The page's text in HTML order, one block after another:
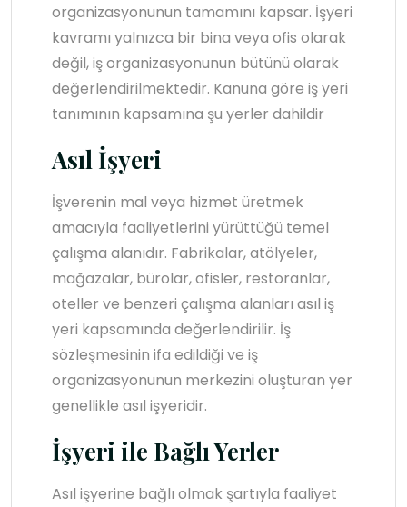
organizasyonunun tamamını kapsar. İşyeri
kavramı yalnızca bir bina veya ofis olarak
değil, iş organizasyonunun bütünü olarak
değerlendirilmektedir. Kanuna göre iş yeri
tanımının kapsamına şu yerler dahildir
Asıl İşyeri
İşverenin mal veya hizmet üretmek
amacıyla faaliyetlerini yürüttüğü temel
çalışma alanıdır. Fabrikalar, atölyeler,
mağazalar, bürolar, ofisler, restoranlar,
oteller ve benzeri çalışma alanları asıl iş
yeri kapsamında değerlendirilir. İş
sözleşmesinin ifa edildiği ve iş
organizasyonunun merkezini oluşturan yer
genellikle asıl işyeridir.
İşyeri ile Bağlı Yerler
Asıl işyerine bağlı olmak şartıyla faaliyet